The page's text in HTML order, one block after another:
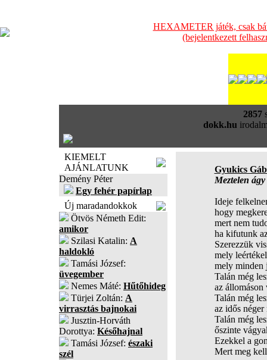
HEXAMETER játék, csak
(bejelentkezett
2857
dokk.hu
KIEMELT
AJÁNLATUNK
Demény Péter
Egy fehér papírlap
Új maradandokkok
Ötvös Németh Edit:
amikor
Szilasi Katalin: A
haldokló
Tamási József:
üvegember
Nemes Máté: Hűtőhideg
Türjei Zoltán: A
virrasztás bajnokai
Jusztin-Horváth
Dorottya: Későhajnal
Tamási József: északi
szél
Gyukics
Meztelen ágy
Ideje
hogy
mert nem
ha kifutunk
Szerezzük
mely
mely minden
Talán még
az állomáson
Talán még
az idős néger
Talán még
őszinte
Ezekkel a
Mert meg